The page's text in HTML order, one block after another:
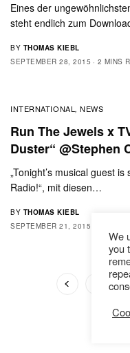
Eines der
steht endlich zum
BY THOMAS KIEBL
SEPTEMBER 28, 2015
2 MINS
INTERNATIONAL ,NEWS
Run The Jewels x
Duster“ @Stephen
„Tonight’s musical guest
Radio!“, mit diesen…
BY THOMAS KIEBL
SEPTEMBER 21, 2015
2
We
you